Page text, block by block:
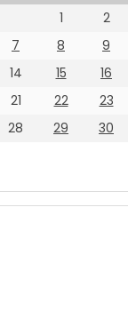
1
2
7 8 9
14 15 16
21 22 23
28 29 30